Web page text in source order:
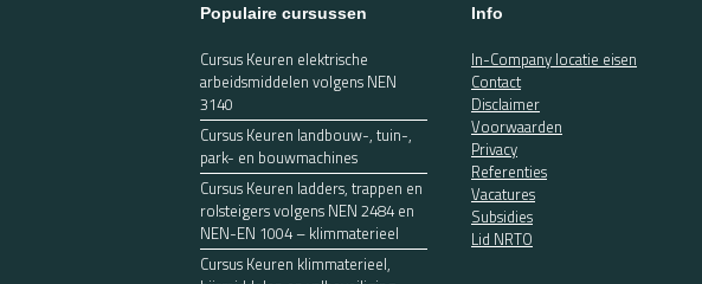
Populaire cursussen
Cursus Keuren elektrische
arbeidsmiddelen volgens NEN
3140
Cursus Keuren landbouw-, tuin-,
park- en bouwmachines
Cursus Keuren ladders, trappen en
rolsteigers volgens NEN 2484 en
NEN-EN 1004 – klimmaterieel
Cursus Keuren klimmaterieel,
Info
In-Company locatie eisen
Contact
Disclaimer
Voorwaarden
Privacy
Referenties
Vacatures
Subsidies
Lid NRTO